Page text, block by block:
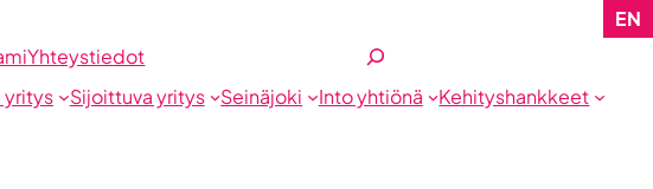
Yhteystiedot
Etsi
yritys Sijoittuva yritys Seinäjoki Into yhtiönä Kehityshankkeet
EN